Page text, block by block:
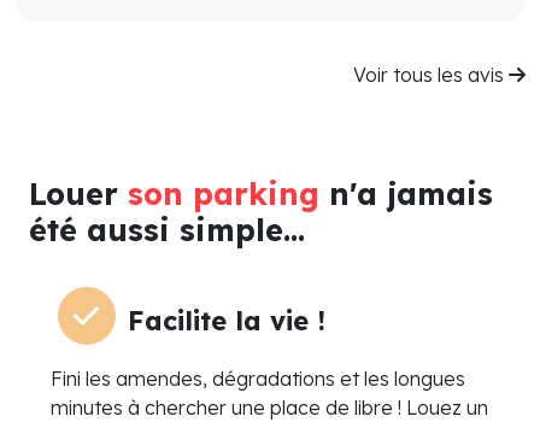
Voir tous les avis
Louer son parking n'a jamais
été aussi simple...
Facilite la vie !
Fini les amendes, dégradations et les longues
minutes à chercher une place de libre ! Louez un